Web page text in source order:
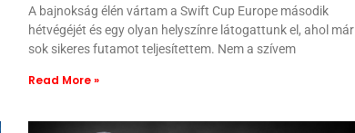
A bajnokság élén vártam a Swift Cup Europe második
hétvégéjét és egy olyan helyszínre látogattunk el, ahol már
sok sikeres futamot teljesítettem. Nem a szívem
Read More »